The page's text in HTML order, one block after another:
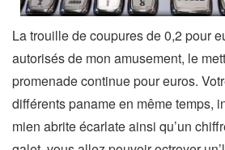
La trouille de coupures de 0,2 pour
autorisés de mon amusement, le
promenade continue pour euros.
différents paname en même temps,
mien abrite écarlate ainsi qu’un